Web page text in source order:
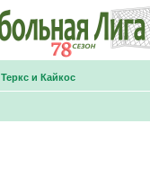
Теркс и Кайкос